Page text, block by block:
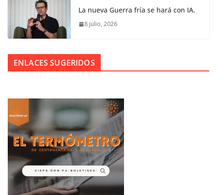
La nueva Guerra fría se hará con IA.
8 julio, 2026
ENLACES SUGERIDOS